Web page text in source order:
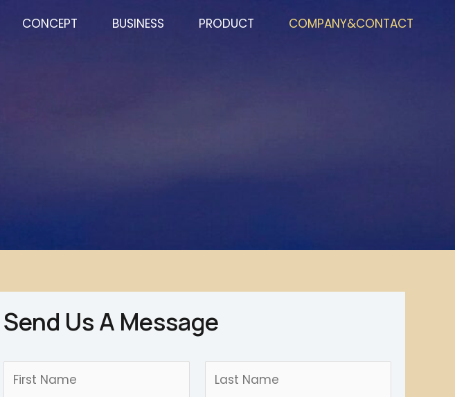
CONCEPT BUSINESS PRODUCT COMPANY&CONTACT
Send Us A Message